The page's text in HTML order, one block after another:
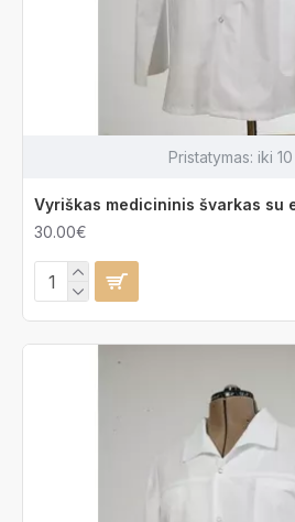
Pristatymas: iki
Vyriškas medicininis švarkas su
30.00€